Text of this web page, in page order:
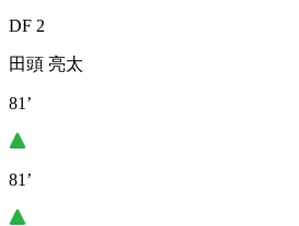
DF 2
田頭 亮太
81’
81’